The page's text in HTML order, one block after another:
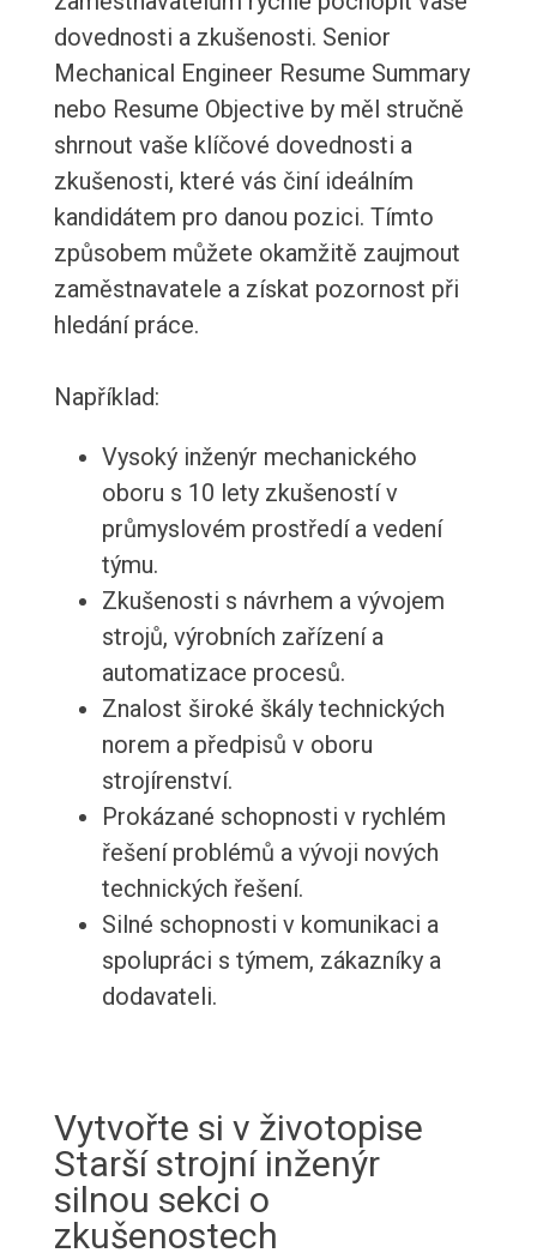
dovednosti a zkušenosti. Senior
Mechanical Engineer Resume Summary
nebo Resume Objective by měl stručně
shrnout vaše klíčové dovednosti a
zkušenosti, které vás činí ideálním
kandidátem pro danou pozici. Tímto
způsobem můžete okamžitě zaujmout
zaměstnavatele a získat pozornost při
hledání práce.
Například:
Vysoký inženýr mechanického
oboru s 10 lety zkušeností v
průmyslovém prostředí a vedení
týmu.
Zkušenosti s návrhem a vývojem
strojů, výrobních zařízení a
automatizace procesů.
Znalost široké škály technických
norem a předpisů v oboru
strojírenství.
Prokázané schopnosti v rychlém
řešení problémů a vývoji nových
technických řešení.
Silné schopnosti v komunikaci a
spolupráci s týmem, zákazníky a
dodavateli.
Vytvořte si v životopise
Starší strojní inženýr
silnou sekci o
zkušenostech